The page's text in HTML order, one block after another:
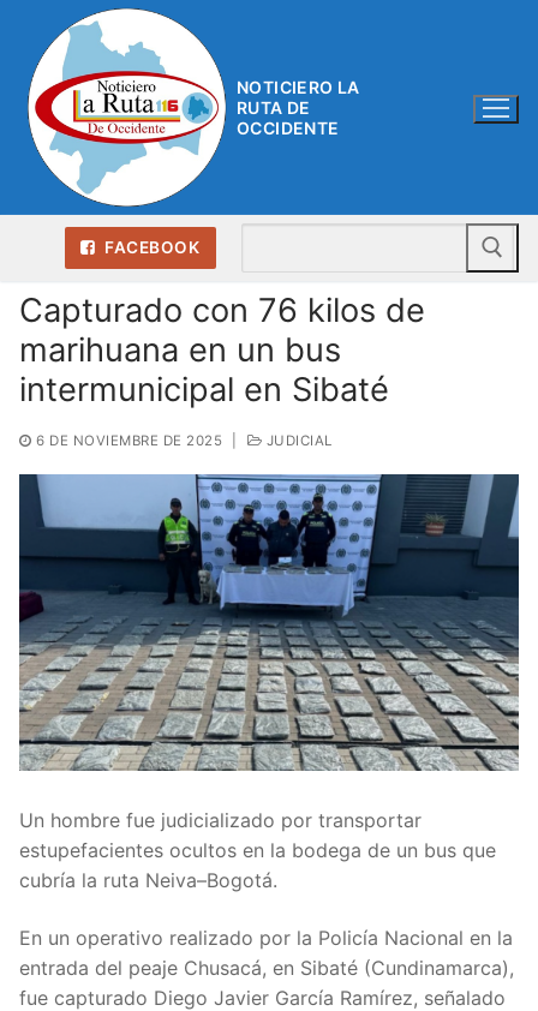
contenido
NOTICIERO LA
RUTA DE
OCCIDENTE
FACEBOOK
Capturado con 76 kilos de
marihuana en un bus
intermunicipal en Sibaté
6 DE NOVIEMBRE DE 2025 JUDICIAL
Un hombre fue judicializado por transportar
estupefacientes ocultos en la bodega de un bus que
cubría la ruta Neiva–Bogotá.
En un operativo realizado por la Policía Nacional en la
entrada del peaje Chusacá, en Sibaté (Cundinamarca),
fue capturado Diego Javier García Ramírez, señalado